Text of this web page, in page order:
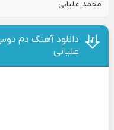
محمد علیانی
دانلود آهنگ دم
علیانی